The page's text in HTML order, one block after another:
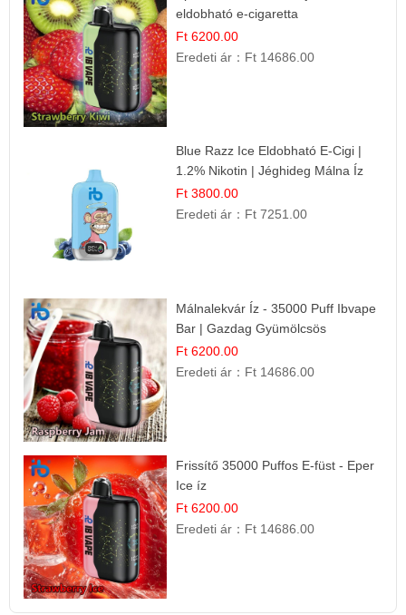
eldobható e-cigaretta
Ft 6200.00
Eredeti ár： Ft 14686.00
Blue Razz Ice Eldobható E-Cigi |
1.2% Nikotin | Jéghideg Málna Íz
Ft 3800.00
Eredeti ár： Ft 7251.00
Málnalekvár Íz - 35000 Puff Ibvape
Bar | Gazdag Gyümölcsös
Ízélmény!
Ft 6200.00
Eredeti ár： Ft 14686.00
Frissítő 35000 Puffos E-füst - Eper
Ice íz
Ft 6200.00
Eredeti ár： Ft 14686.00